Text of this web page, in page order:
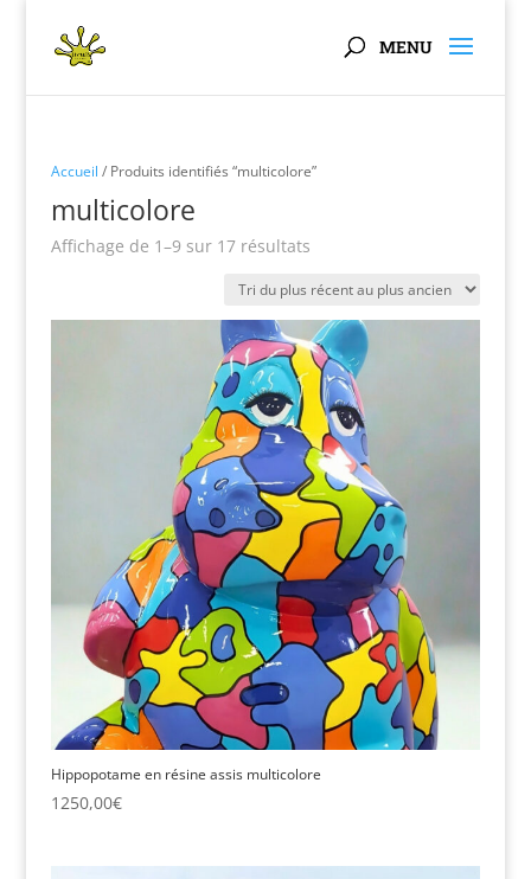
Accueil / Produits identifiés “multicolore”
multicolore
Affichage de 1–9 sur 17 résultatsTrié
plus
au
plus
ancien
Hippopotame en résine assis multicolore
1250,00€